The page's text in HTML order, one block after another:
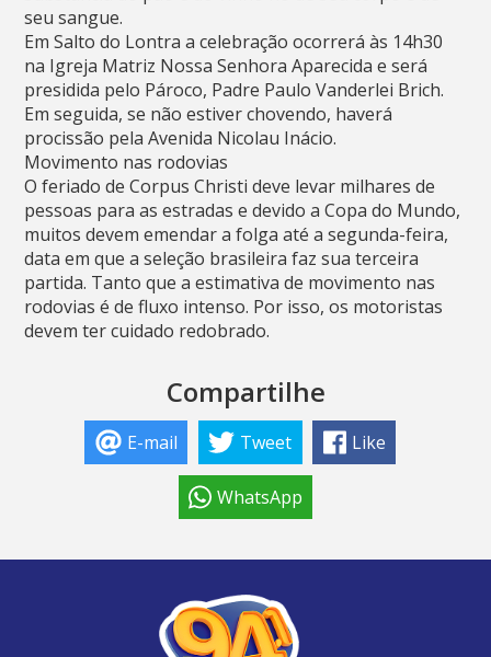
seu sangue.
Em Salto do Lontra a celebração ocorrerá às 14h30
na Igreja Matriz Nossa Senhora Aparecida e será
presidida pelo Pároco, Padre Paulo Vanderlei Brich.
Em seguida, se não estiver chovendo, haverá
procissão pela Avenida Nicolau Inácio.
Movimento nas rodovias
O feriado de Corpus Christi deve levar milhares de
pessoas para as estradas e devido a Copa do Mundo,
muitos devem emendar a folga até a segunda-feira,
data em que a seleção brasileira faz sua terceira
partida. Tanto que a estimativa de movimento nas
rodovias é de fluxo intenso. Por isso, os motoristas
devem ter cuidado redobrado.
Compartilhe
E-mail Tweet Like
WhatsApp